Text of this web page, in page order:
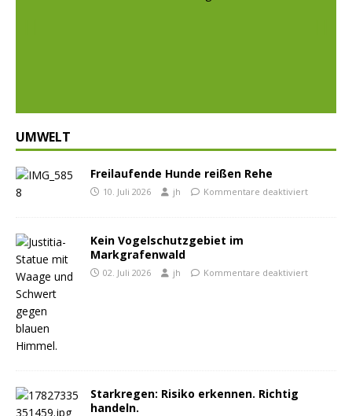
UMWELT
Freilaufende Hunde reißen Rehe
10. Juli 2026 jh Kommentare deaktiviert
Kein Vogelschutzgebiet im
Markgrafenwald
02. Juli 2026 jh Kommentare deaktiviert
Starkregen: Risiko erkennen. Richtig
handeln.